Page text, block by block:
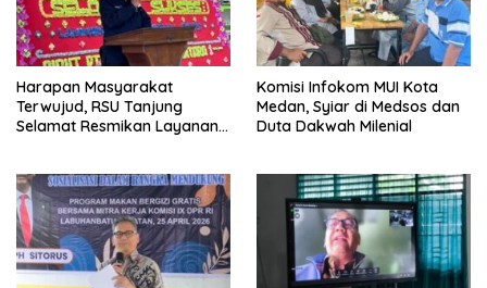
Harapan Masyarakat
Terwujud, RSU Tanjung
Selamat Resmikan Layanan
Komisi Infokom MUI Kota
Medan, Syiar di Medsos dan
Duta Dakwah Milenial